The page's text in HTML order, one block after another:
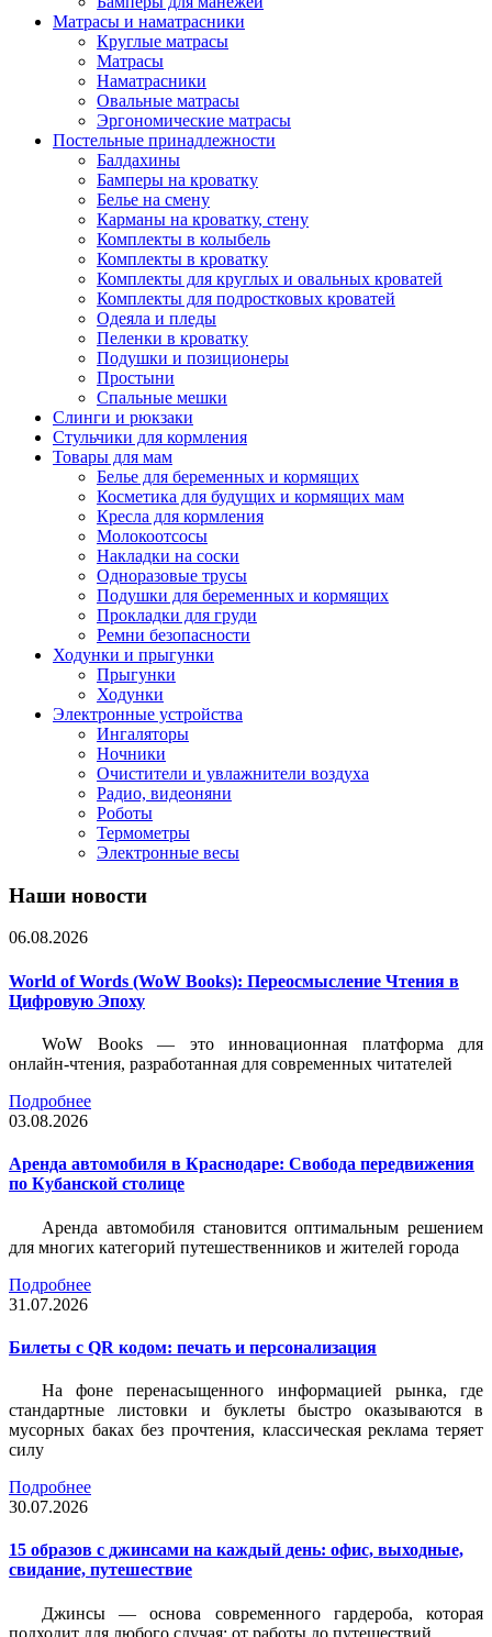
Матрасы и наматрасники
Круглые матрасы
Матрасы
Наматрасники
Овальные матрасы
Эргономические матрасы
Постельные принадлежности
Балдахины
Бамперы на кроватку
Белье на смену
Карманы на кроватку, стену
Комплекты в колыбель
Комплекты в кроватку
Комплекты для круглых и овальных кроватей
Комплекты для подростковых кроватей
Одеяла и пледы
Пеленки в кроватку
Подушки и позиционеры
Простыни
Спальные мешки
Слинги и рюкзаки
Стульчики для кормления
Товары для мам
Белье для беременных и кормящих
Косметика для будущих и кормящих мам
Кресла для кормления
Молокоотсосы
Накладки на соски
Одноразовые трусы
Подушки для беременных и кормящих
Прокладки для груди
Ремни безопасности
Ходунки и прыгунки
Прыгунки
Ходунки
Электронные устройства
Ингаляторы
Ночники
Очистители и увлажнители воздуха
Радио, видеоняни
Роботы
Термометры
Электронные весы
Наши новости
06.08.2026
World of Words (WoW Books): Переосмысление Чтения в
Цифровую Эпоху
WoW Books — это инновационная платформа для
онлайн-чтения, разработанная для современных читателей
Подробнее
03.08.2026
Аренда автомобиля в Краснодаре: Свобода передвижения
по Кубанской столице
Аренда автомобиля становится оптимальным решением
для многих категорий путешественников и жителей города
Подробнее
31.07.2026
Билеты c QR кодом: печать и персонализация
На фоне перенасыщенного информацией рынка, где
стандартные листовки и буклеты быстро оказываются в
мусорных баках без прочтения, классическая реклама теряет
силу
Подробнее
30.07.2026
15 образов с джинсами на каждый день: офис, выходные,
свидание, путешествие
Джинсы — основа современного гардероба, которая
подходит для любого случая: от работы до путешествий